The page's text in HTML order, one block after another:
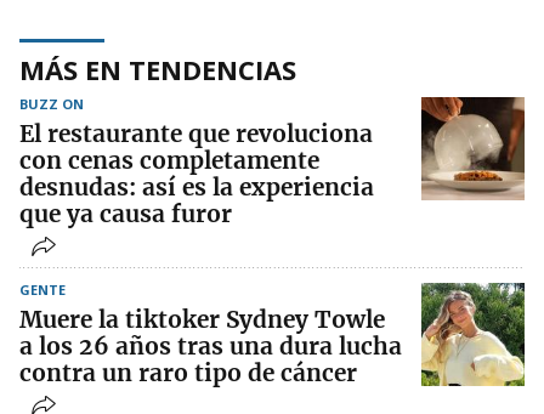
MÁS EN TENDENCIAS
BUZZ ON
El restaurante que revoluciona
con cenas completamente
desnudas: así es la experiencia
que ya causa furor
GENTE
Muere la tiktoker Sydney Towle
a los 26 años tras una dura lucha
contra un raro tipo de cáncer